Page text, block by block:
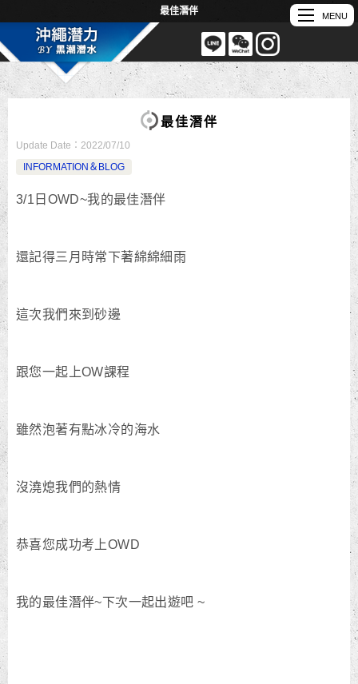
最佳潛伴
最佳潛伴
Update Date： 2022/07/10
INFORMATION＆BLOG
3/1日OWD~我的最佳潛伴
還記得三月時常下著綿綿細雨
這次我們來到砂邊
跟您一起上OW課程
雖然泡著有點冰冷的海水
沒澆熄我們的熱情
恭喜您成功考上OWD
我的最佳潛伴~下次一起出遊吧 ~